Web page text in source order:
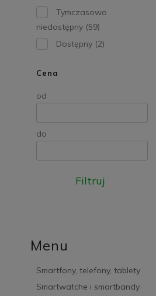
Tymczasowo
niedostępny (59)
Dostępny (2)
Cena
od
do
Filtruj
Menu
Smartfony, telefony, tablety
Smartwatche i smartbandy